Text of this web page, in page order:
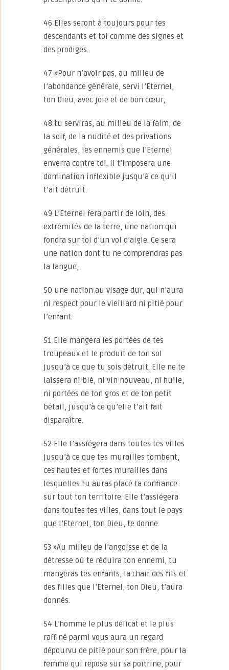
46 Elles seront à toujours pour tes
descendants et toi comme des signes et
des prodiges.
47 »Pour n’avoir pas, au milieu de
l’abondance générale, servi l’Eternel,
ton Dieu, avec joie et de bon cœur,
48 tu serviras, au milieu de la faim, de
la soif, de la nudité et des privations
générales, les ennemis que l’Eternel
enverra contre toi. Il t’imposera une
domination inflexible jusqu’à ce qu’il
t’ait détruit.
49 L’Eternel fera partir de loin, des
extrémités de la terre, une nation qui
fondra sur toi d’un vol d’aigle. Ce sera
une nation dont tu ne comprendras pas
la langue,
50 une nation au visage dur, qui n’aura
ni respect pour le vieillard ni pitié pour
l’enfant.
51 Elle mangera les portées de tes
troupeaux et le produit de ton sol
jusqu’à ce que tu sois détruit. Elle ne te
laissera ni blé, ni vin nouveau, ni huile,
ni portées de ton gros et de ton petit
bétail, jusqu’à ce qu’elle t’ait fait
disparaître.
52 Elle t’assiégera dans toutes tes villes
jusqu’à ce que tes murailles tombent,
ces hautes et fortes murailles dans
lesquelles tu auras placé ta confiance
sur tout ton territoire. Elle t’assiégera
dans toutes tes villes, dans tout le pays
que l’Eternel, ton Dieu, te donne.
53 »Au milieu de l’angoisse et de la
détresse où te réduira ton ennemi, tu
mangeras tes enfants, la chair des fils et
des filles que l’Eternel, ton Dieu, t’aura
donnés.
54 L’homme le plus délicat et le plus
raffiné parmi vous aura un regard
dépourvu de pitié pour son frère, pour la
femme qui repose sur sa poitrine, pour